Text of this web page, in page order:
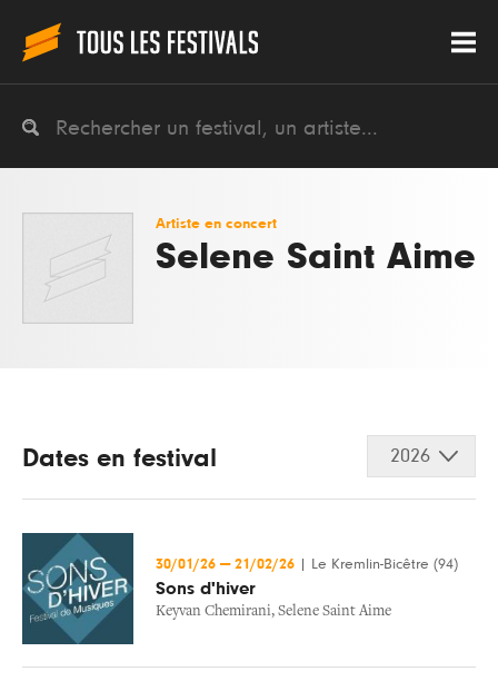
Artiste en concert
Selene Saint Aime
Dates en festival 2026
30/01/26 — 21/02/26 Le Kremlin-Bicêtre (94)
Sons d'hiver
Keyvan Chemirani, Selene Saint Aime